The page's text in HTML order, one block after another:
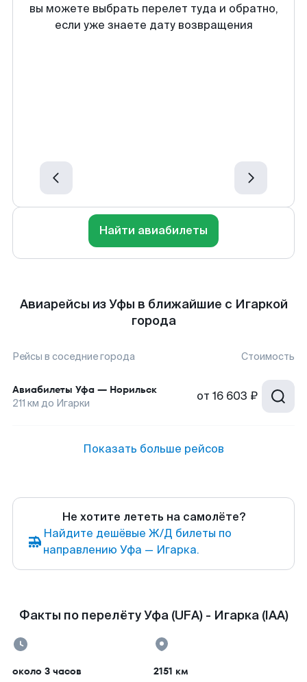
вы можете выбрать перелет туда и обратно,
если уже знаете дату возвращения
Найти авиабилеты
Авиарейсы из Уфы в ближайшие с Игаркой
города
Рейсы в соседние города Стоимость
Авиабилеты Уфа — Норильск
211 км до Игарки от 16 603 ₽
Показать больше рейсов
Не хотите лететь на самолёте?
Найдите дешёвые Ж/Д билеты по
направлению Уфа — Игарка.
Факты по перелёту Уфа (UFA) - Игарка (IAA)
около 3 часов 2151 км